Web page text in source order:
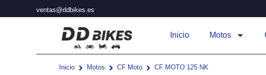
al
ventas@ddbikes.es
Inicio Motos
Inicio Motos CF Moto CF MOTO 125 NK